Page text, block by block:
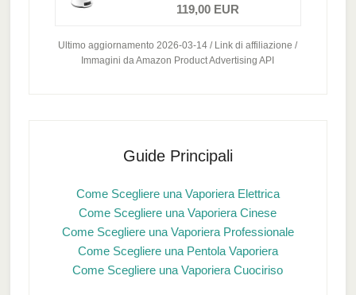
119,00 EUR
Ultimo aggiornamento 2026-03-14 / Link di affiliazione /
Immagini da Amazon Product Advertising API
Guide Principali
Come Scegliere una Vaporiera Elettrica
Come Scegliere una Vaporiera Cinese
Come Scegliere una Vaporiera Professionale
Come Scegliere una Pentola Vaporiera
Come Scegliere una Vaporiera Cuociriso